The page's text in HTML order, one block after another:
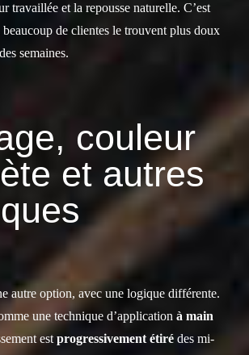
travaillée et la repousse naturelle. C’est
beaucoup de clientes le trouvent plus doux
semaines.
couleur
et autres
autre option, avec une logique différente.
une technique d’application à main
est progressivement étiré des mi-